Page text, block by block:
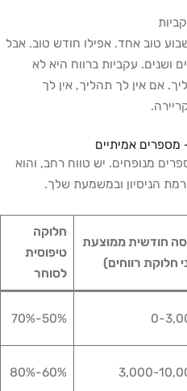
טוב אחד. אפילו חודש טוב. אבל
ושנים. עקביות ברווח היא לא
אם אין לך תהליך, אין לך
מספרים אמיתיים
מנופחים. יש טווח רחב, והוא
הניסיון ובמשמעת שלך.
חודשית ממוצעת
חלוקת רווחים)
חלוקה
טיפוסית
לסוחר
0-
50%-70%
3,000-
60%-80%